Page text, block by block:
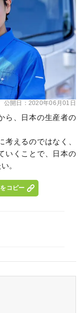
公開日： 2020年06月01日
ら、日本の生産者の
えるのではなく、
いくことで、日本の
。
コピー